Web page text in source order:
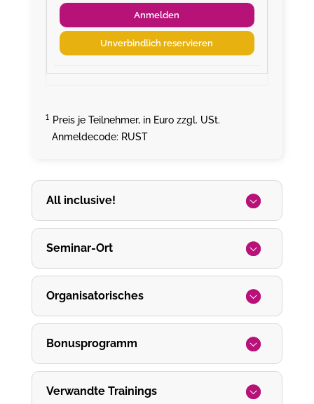
Anmelden
Unverbindlich reservieren
¹ Preis je Teilnehmer, in Euro zzgl. USt.
Anmeldecode: RUST
All inclusive!
Seminar-Ort
Organisatorisches
Bonusprogramm
Verwandte Trainings